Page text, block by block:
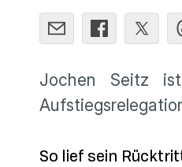
Jochen Seitz
So lief sein